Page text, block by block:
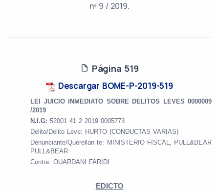
nº 9 / 2019.
Página 519
Descargar BOME-P-2019-519
LEI JUICIO INMEDIATO SOBRE DELITOS LEVES 0000009
/2019
N.I.G:52001 41 2 2019 0005773
Delito/Delito Leve: HURTO (CONDUCTAS VARIAS)
Denunciante/Querellan te: MINISTERIO FISCAL, PULL&BEAR
PULL&BEAR
Contra: OUARDANI FARIDI
EDICTO